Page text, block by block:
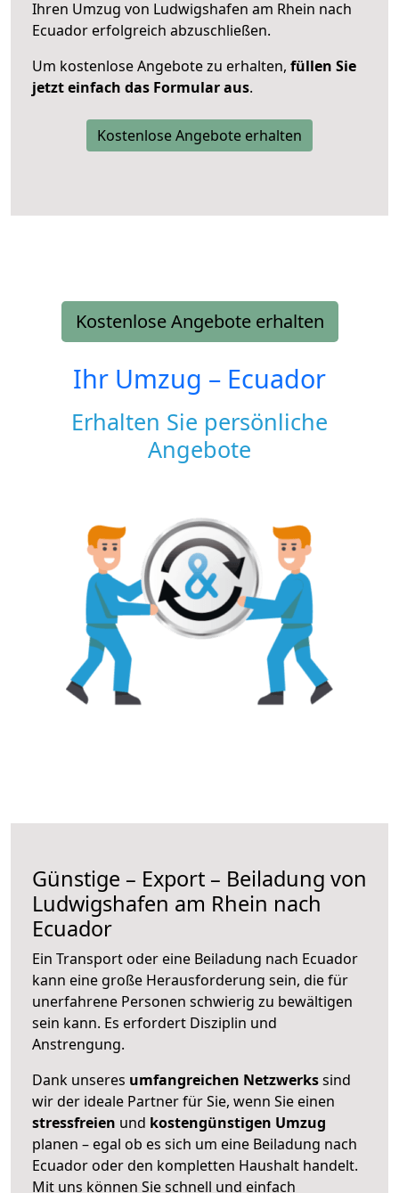
Ihren Umzug von Ludwigshafen am Rhein nach
Ecuador erfolgreich abzuschließen.
Um kostenlose Angebote zu erhalten, füllen Sie
jetzt einfach das Formular aus.
Kostenlose Angebote erhalten
Kostenlose Angebote erhalten
Ihr Umzug – Ecuador
Erhalten Sie persönliche
Angebote
Günstige – Export – Beiladung von
Ludwigshafen am Rhein nach
Ecuador
Ein Transport oder eine Beiladung nach Ecuador
kann eine große Herausforderung sein, die für
unerfahrene Personen schwierig zu bewältigen
sein kann. Es erfordert Disziplin und
Anstrengung.
Dank unseres umfangreichen Netzwerkssind
wir der ideale Partner für Sie, wenn Sie einen
stressfreien und kostengünstigen Umzug
planen – egal ob es sich um eine Beiladung nach
Ecuador oder den kompletten Haushalt handelt.
Mit uns können Sie schnell und einfach